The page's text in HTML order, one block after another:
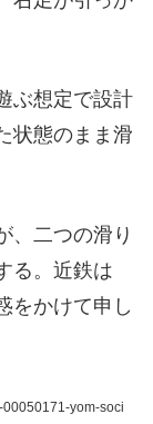
ぶ想定で設計
状態のまま滑
、二つの滑り
る。近鉄は
をかけて申し
yom-soci